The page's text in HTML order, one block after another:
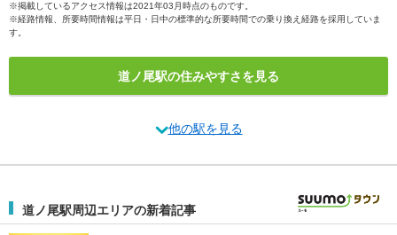
※掲載しているアクセス情報は2021年03月時点のものです。
※経路情報、所要時間情報は平日・日中の標準的な所要時間での乗り換え経路を採用していま
す。
道ノ尾駅の住みやすさを見る
他の駅を見る
道ノ尾駅周辺エリアの新着記事